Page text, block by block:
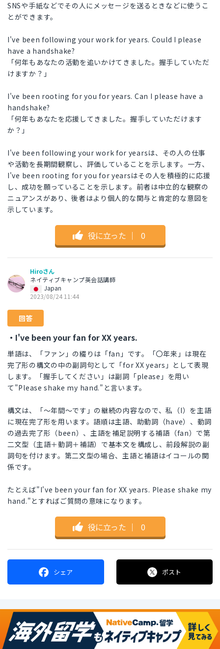
SNSや手紙などでその人にメッセージを送るときなどに使うこ
とができます。
I've been following your work for years. Could I please
have a handshake?
「何年もあなたの活動を追いかけてきました。握手していただ
けますか？」
I've been rooting for you for years. Can I please have a
handshake?
「何年もあなたを応援してきました。握手していただけます
か？」
I've been following your work for yearsは、その人の仕事
や活動を長期間観察し、評価していることを示します。一方、
I've been rooting for you for yearsはその人を積極的に応援
し、成功を願っていることを示します。前者は中立的な観察の
ニュアンスがあり、後者はより個人的な関与と肯定的な意図を
示しています。
役に立った ｜ 0
Hiroさん
ネイティブキャンプ英会話講師
Japan
2023/08/24 11:44
回答
・I've been your fan for XX years.
単語は、「ファン」の綴りは「fan」です。「〇年来」は現在
完了形の構文の中の副詞句として「for XX years」として表現
します。「握手してください」は副詞「please」を用い
て"Please shake my hand."と言います。
構文は、「～年間～です」の継続の内容なので、私（I）を主語
に現在完了形を用います。語順は主語、助動詞（have）、動詞
の過去完了形（been）、主語を補足説明する補語（fan）で第
二文型（主語＋動詞＋補語）で基本文を構成し、前段解説の副
詞句を付けます。第二文型の場合、主語と補語はイコールの関
係です。
たとえば"I've been your fan for XX years. Please shake my
hand."とすればご質問の意味になります。
役に立った ｜ 0
シェア ポスト